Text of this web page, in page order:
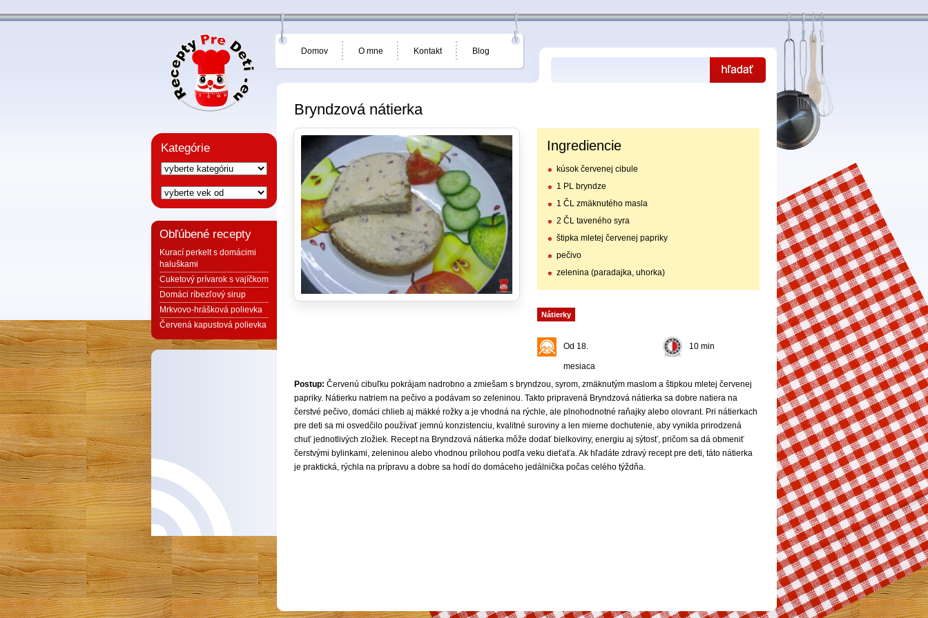
Domov O mne Kontakt Blog
Bryndzová nátierka
Ingrediencie
kúsok červenej cibule
1 PL bryndze
1 ČL zmäknutého masla
2 ČL taveného syra
štipka mletej červenej papriky
pečivo
zelenina (paradajka, uhorka)
Nátierky
Od 18.
mesiaca
10 min
Postup: Červenú cibuľku pokrájam nadrobno a zmiešam s bryndzou, syrom, zmäknutým maslom a štipkou mletej červenej
papriky. Nátierku natriem na pečivo a podávam so zeleninou. Takto pripravená Bryndzová nátierka sa dobre natiera na
čerstvé pečivo, domáci chlieb aj mäkké rožky a je vhodná na rýchle, ale plnohodnotné raňajky alebo olovrant. Pri nátierkach
pre deti sa mi osvedčilo používať jemnú konzistenciu, kvalitné suroviny a len mierne dochutenie, aby vynikla prirodzená
chuť jednotlivých zložiek. Recept na Bryndzová nátierka môže dodať bielkoviny, energiu aj sýtosť, pričom sa dá obmeniť
čerstvými bylinkami, zeleninou alebo vhodnou prílohou podľa veku dieťaťa. Ak hľadáte zdravý recept pre deti, táto nátierka
je praktická, rýchla na prípravu a dobre sa hodí do domáceho jedálnička počas celého týždňa.
Kategórie
Obľúbené recepty
Kurací perkelt s domácimi
haluškami
Cuketový prívarok s vajíčkom
Domáci ríbezľový sirup
Mrkvovo-hrášková polievka
Červená kapustová polievka